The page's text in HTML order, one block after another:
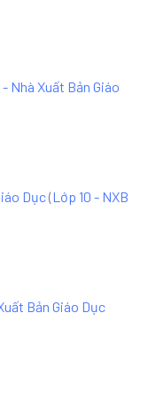
Nhà Xuất Bản Giáo
Dục(Lớp 10 - NXB
Bản Giáo Dục